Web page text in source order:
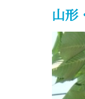
山形